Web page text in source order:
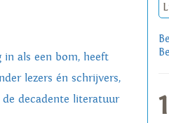
in als een bom, heeft
lezers én schrijvers,
decadente literatuur